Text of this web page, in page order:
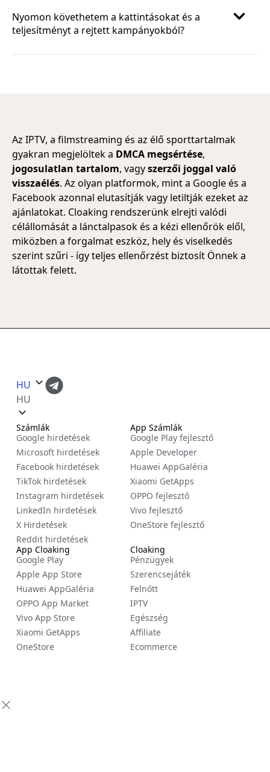
Nyomon követhetem a kattintásokat és a
teljesítményt a rejtett kampányokból?
Az IPTV, a filmstreaming és az élő sporttartalmak
gyakran megjelöltek a DMCA megsértése,
jogosulatlan tartalom, vagyszerzői joggal való
visszaélés. Az olyan platformok, mint a Google és a
Facebook azonnal elutasítják vagy letiltják ezeket az
ajánlatokat. Cloaking rendszerünk elrejti valódi
célállomását a lánctalpasok és a kézi ellenőrök elől,
miközben a forgalmat eszköz, hely és viselkedés
szerint szűri - így teljes ellenőrzést biztosít Önnek a
látottak felett.
HU
HU
Számlák
Google hirdetések
Microsoft hirdetések
Facebook hirdetések
TikTok hirdetések
Instagram hirdetések
LinkedIn hirdetések
X Hirdetések
Reddit hirdetések
Cloaking
Pénzügyek
Szerencsejáték
Felnőtt
IPTV
Egészség
Affiliate
Ecommerce
App Számlák
Google Play fejlesztő
Apple Developer
Huawei AppGaléria
Xiaomi GetApps
OPPO fejlesztő
Vivo fejlesztő
OneStore fejlesztő
App Cloaking
Google Play
Apple App Store
Huawei AppGaléria
OPPO App Market
Vivo App Store
Xiaomi GetApps
OneStore